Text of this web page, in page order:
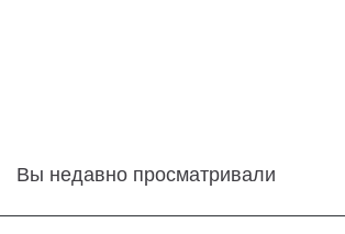
Вы недавно просматривали